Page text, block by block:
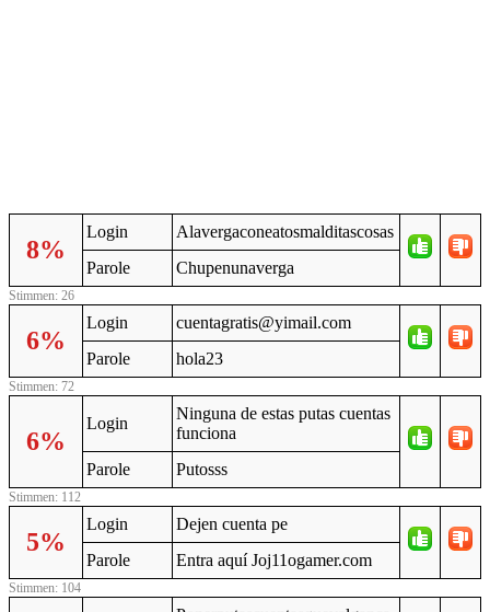
8%
Login
Alavergaconeatosmalditascosas
Parole
Chupenunaverga
Stimmen: 26
6%
Login
cuentagratis@yimail.com
Parole
hola23
Stimmen: 72
6%
Login
Ninguna de estas putas cuentas
funciona
Parole
Putosss
Stimmen: 112
5%
Login
Dejen cuenta pe
Parole
Entra aquí Joj11ogamer.com
Stimmen: 104